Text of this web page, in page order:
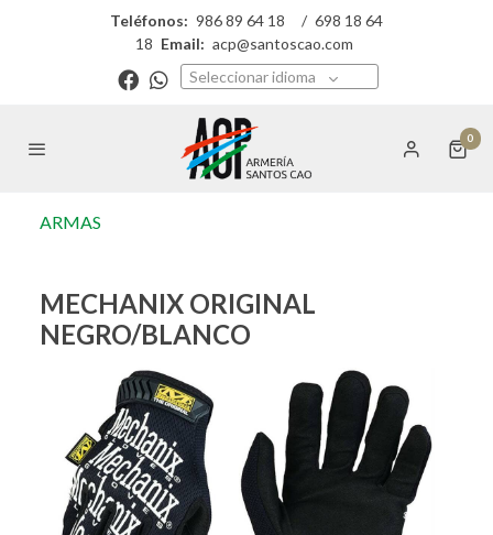
Teléfonos: 986 89 64 18 / 698 18 64
18 Email: acp@santoscao.com
Seleccionar idioma
0
ARMAS
MECHANIX ORIGINAL
NEGRO/BLANCO